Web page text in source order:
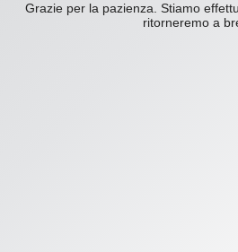
Grazie per la pazienza. Stiamo
ritorneremo a